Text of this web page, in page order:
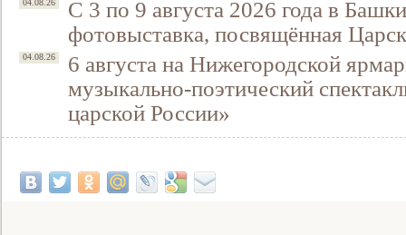
04.08.26
С 3 по 9 августа 2026 года в
фотовыставка, посвящённая
04.08.26
6 августа на Нижегородской
музыкально-поэтический
царской России»
Свидетельство